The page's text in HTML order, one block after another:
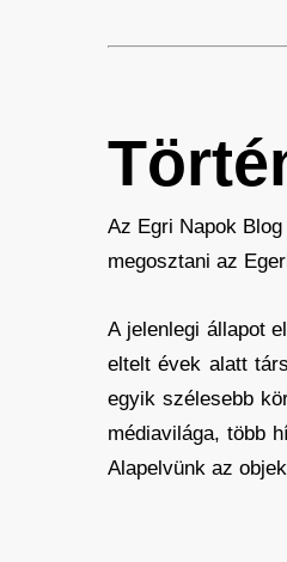
Az Egri Napok
megosztani az
A jelenlegi állapot
eltelt évek alatt
egyik szélesebb
médiavilága, több
Alapelvünk az